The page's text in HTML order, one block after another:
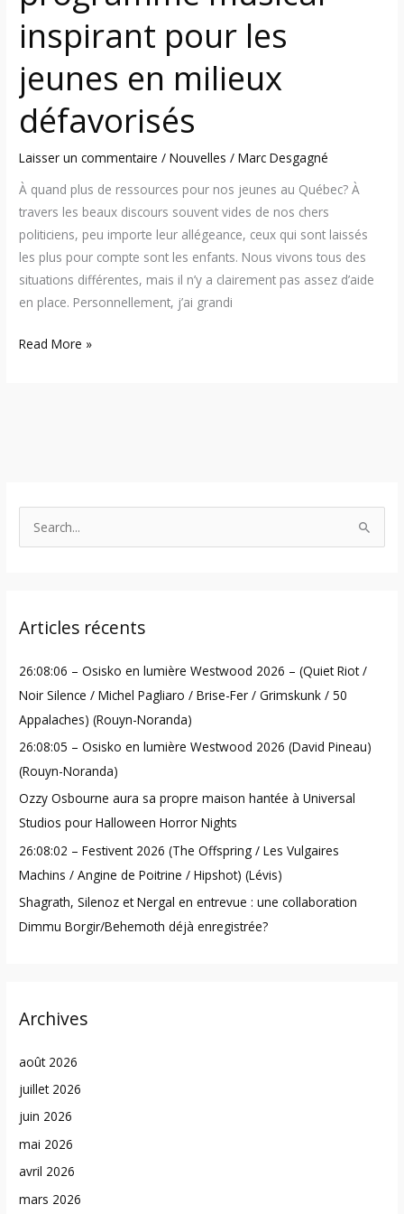
inspirant pour les
jeunes en milieux
défavorisés
Laisser un commentaire /Nouvelles /Marc Desgagné
À quand plus de ressources pour nos jeunes au Québec? À
travers les beaux discours souvent vides de nos chers
politiciens, peu importe leur allégeance, ceux qui sont laissés
les plus pour compte sont les enfants. Nous vivons tous des
situations différentes, mais il n’y a clairement pas assez d’aide
en place. Personnellement, j’ai grandi
Read More »
c
f
o
r
:
Articles récents
26:08:06 – Osisko en lumière Westwood 2026 – (Quiet Riot /
Noir Silence / Michel Pagliaro / Brise-Fer / Grimskunk / 50
Appalaches) (Rouyn-Noranda)
26:08:05 – Osisko en lumière Westwood 2026 (David Pineau)
(Rouyn-Noranda)
Ozzy Osbourne aura sa propre maison hantée à Universal
Studios pour Halloween Horror Nights
26:08:02 – Festivent 2026 (The Offspring / Les Vulgaires
Machins / Angine de Poitrine / Hipshot) (Lévis)
Shagrath, Silenoz et Nergal en entrevue : une collaboration
Dimmu Borgir/Behemoth déjà enregistrée?
Archives
août 2026
juillet 2026
juin 2026
mai 2026
avril 2026
mars 2026